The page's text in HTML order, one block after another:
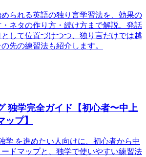
られる英語の独り言学習法を、効果の
ネタの作り方・続け方まで解説。発話
して位置づけつつ、独り言だけでは越
先の練習法も紹介します。
独学完全ガイド【初心者〜中上
プ】
学 を進めたい人向けに、初心者から中
ードマップと、独学で使いやすい練習法